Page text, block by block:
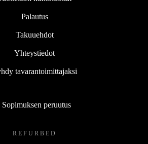
Palautus
Takuuehdot
Yhteystiedot
tavarantoimittajaksi
Sopimuksen peruutus
REFURBED